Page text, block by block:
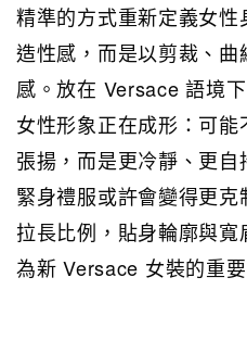
精準的方式重新定義女
造性感，而是以剪裁、
感。放在 Versace 語境
女性形象正在成形：可
張揚，而是更冷靜、更自
緊身禮服或許會變得更
拉長比例，貼身輪廓與
為新 Versace 女裝的重要